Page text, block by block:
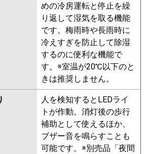
めの冷房運転と停止を繰
り返して湿気を取る機能
です。梅雨時や長雨時に
冷えすぎを防止して除湿
するのに便利な機能で
す。※室温が20℃以下のと
きは推奨しません。
人を検知するとLEDライ
トが作動。消灯後の歩行
補助として使えるほか、
ブザー音を鳴らすことも
可能です。※別売品「夜間